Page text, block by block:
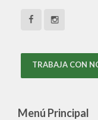
TRABAJA CON
Menú Principal